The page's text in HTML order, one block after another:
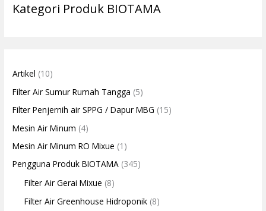
Kategori Produk BIOTAMA
Artikel (10)
Filter Air Sumur Rumah Tangga (5)
Filter Penjernih air SPPG / Dapur MBG (15)
Mesin Air Minum (4)
Mesin Air Minum RO Mixue (1)
Pengguna Produk BIOTAMA (345)
Filter Air Gerai Mixue (8)
Filter Air Greenhouse Hidroponik (8)